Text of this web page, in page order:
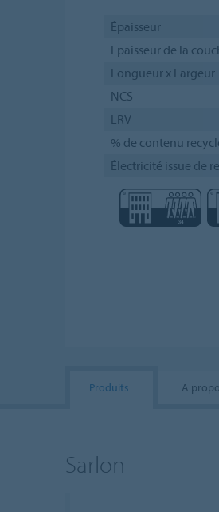
Épaisseur
Epaisseur de la
Longueur x Largeur
NCS
LRV
% de contenu
Électricité issue de
Produits A
Sarlon